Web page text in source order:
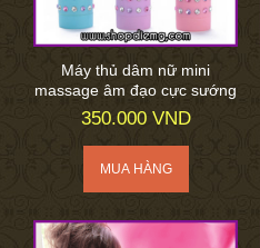
Máy thủ dâm nữ mini
massage âm đạo cực sướng
350.000 VND